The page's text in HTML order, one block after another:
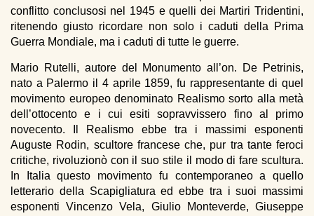
conflitto conclusosi nel 1945 e quelli dei Martiri Tridentini,
ritenendo giusto ricordare non solo i caduti della Prima
Guerra Mondiale, ma i caduti di tutte le guerre.
Mario Rutelli, autore del Monumento all’on. De Petrinis,
nato a Palermo il 4 aprile 1859, fu rappresentante di quel
movimento europeo denominato Realismo sorto alla metà
dell’ottocento e i cui esiti sopravvissero fino al primo
novecento. Il Realismo ebbe tra i massimi esponenti
Auguste Rodin, scultore francese che, pur tra tante feroci
critiche, rivoluzionò con il suo stile il modo di fare scultura.
In Italia questo movimento fu contemporaneo a quello
letterario della Scapigliatura ed ebbe tra i suoi massimi
esponenti Vincenzo Vela, Giulio Monteverde, Giuseppe